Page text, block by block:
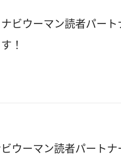
ビウーマン読者パー
！
ーマン読者パートナ